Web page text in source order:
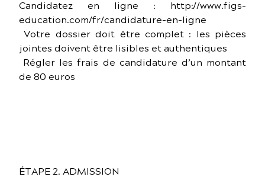
Candidatez en ligne : http://www.figs-
education.com/fr/candidature-en-ligne
Votre dossier doit être complet : les pièces
jointes doivent être lisibles et authentiques
Régler les frais de candidature d’un montant
de 80 euros
ÉTAPE 2. ADMISSION